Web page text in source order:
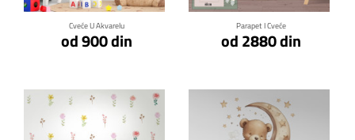
Cveće U Akvarelu
od 900 din
Parapet I Cveće
od 2880 din